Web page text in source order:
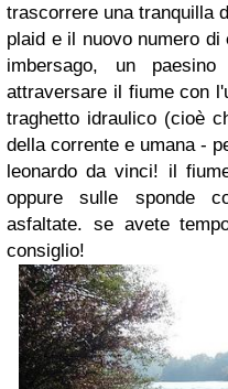
trascorrere una tranquilla
plaid e il nuovo numero di
imbersago, un
attraversare il fiume con
traghetto idraulico (cioè
della corrente e umana -
leonardo da vinci! il
oppure sulle sponde
asfaltate. se avete
consiglio!